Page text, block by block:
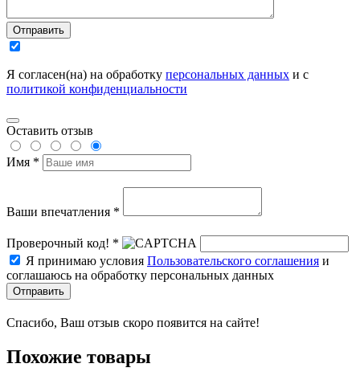
Отправить
Я согласен(на) на обработку персональных данных и с
политикой конфиденциальности
Оставить отзыв
Имя *
Ваши впечатления *
Проверочный код! *
Я принимаю условия Пользовательского соглашения и
соглашаюсь на обработку персональных данных
Отправить
Спасибо, Ваш отзыв скоро появится на сайте!
Похожие товары